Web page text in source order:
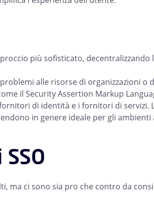
più sofisticato,
alle risorse di organizzazioni o
il Security Assertion Markup
di identità e i fornitori di servizi.
in genere ideale per gli ambienti
ma ci sono sia pro che contro da